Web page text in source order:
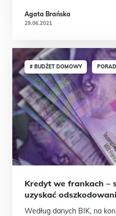
Agata Brańska
29.06.2021
# BUDŻET DOMOWY
Kredyt we frankach –
uzyskać
Według danych BIK, na